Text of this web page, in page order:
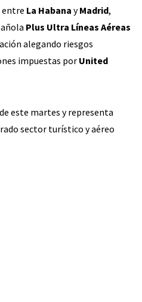
entre La Habana yMadrid,
Plus Ultra Líneas Aéreas
alegando riesgos
impuestas por United
este martes y representa
sector turístico y aéreo